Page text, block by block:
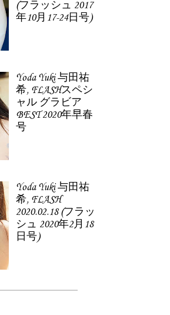
(フラッシュ 2017
年10月17-24日号)
Yoda Yuki 与田祐
希, FLASHスペシ
ャル グラビア
BEST 2020年早春
号
Yoda Yuki 与田祐
希, FLASH
2020.02.18 (フラッ
シュ 2020年2月18
日号)